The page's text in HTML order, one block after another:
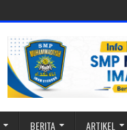
BERITA ARTIKEL